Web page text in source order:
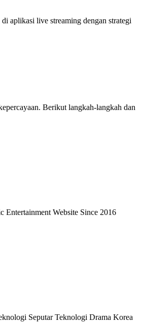
aplikasi live streaming dengan strategi
Berikut langkah-langkah dan
Website Since 2016
Seputar Teknologi Drama Korea